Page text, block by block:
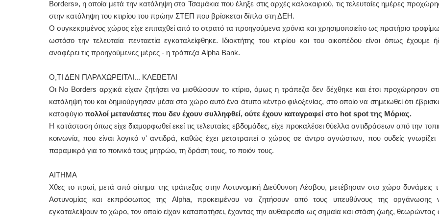
Borders», η οποία μετά την κατάληψη στα Τσαμάκια που έληξε στις αρχές καλοκαιριού, τις τελευταίες ημέρες
στην κατάληψη του κτιρίου του πρώην ΣΤΕΠ που βρίσκεται δίπλα στη ΔΕΗ.
Ο συγκεκριμένος χώρος είχε επιταχθεί από το στρατό τα προηγούμενα χρόνια και χρησιμοποιείτο ως πρατήριο
ωστόσο την τελευταία πενταετία εγκαταλείφθηκε. Ιδιοκτήτης του κτιρίου και του οικοπέδου είναι όπως έχουμε
αναφέρει τις προηγούμενες μέρες - η τράπεζα Alpha Bank.
Ο,ΤΙ ΔΕΝ ΠΑΡΑΧΩΡΕΙΤΑΙ... ΚΛΕΒΕΤΑΙ
Οι No Borders αρχικά είχαν ζητήσει να μισθώσουν το κτίριο, όμως η τράπεζα δεν δέχθηκε και έτσι προχώρησαν
κατάληψή του και δημιούργησαν μέσα στο χώρο αυτό ένα άτυπο κέντρο φιλοξενίας, στο οποίο να σημειωθεί ότι
καταφύγιο πολλοί μετανάστες που δεν έχουν συλληφθεί, ούτε έχουν καταγραφεί στο hot spot της Μόριας.
Η κατάσταση όπως είχε διαμορφωθεί εκεί τις τελευταίες εβδομάδες, είχε προκαλέσει θύελλα αντιδράσεων από την
κοινωνία, που είναι λογικό ν' αντιδρά, καθώς έχει μετατραπεί ο χώρος σε άντρο αγνώστων, που ουδείς γνωρίζει
παραμικρό για το ποινικό τους μητρώο, τη δράση τους, το ποιόν τους.
ΑΙΤΗΜΑ
Χθες το πρωί, μετά από αίτημα της τράπεζας στην Αστυνομική Διεύθυνση Λέσβου, μετέβησαν στο χώρο δυνάμεις
Αστυνομίας και εκπρόσωπος της Alpha, προκειμένου να ζητήσουν από τους υπευθύνους της οργάνωσης
εγκαταλείψουν το χώρο, τον οποίο είχαν καταπατήσει, έχοντας την αυθαιρεσία ως σημαία και στάση ζωής, θεωρώντας
ΧΕΙΡΟΥΡΓΟΣ
ΟΦΘΑΛΜΙΑΤΡΟΣ
2251038065
Χειρουργός Ωτορινολαρυγγολόγος
Έλενα Μπούμπα
Στρατιωτικός Ιατρός
Διδ.Παν.Αθηνών
Διπλωματούχος Ευρ.Ακαδημίας